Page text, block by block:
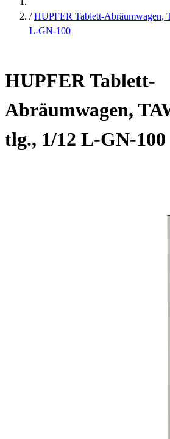
/ HUPFER Tablett-Abräumwagen,
L-GN-100
HUPFER Tablett-
Abräumwagen,
tlg., 1/12 L-GN-100